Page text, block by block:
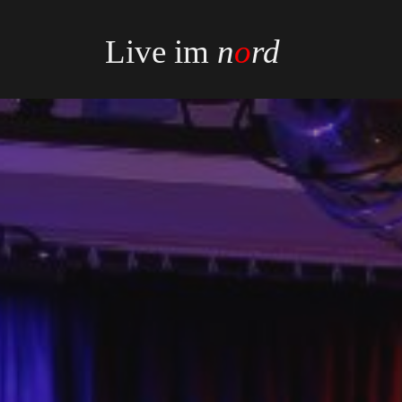
Live im nord